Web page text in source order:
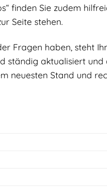
finden Sie zudem
Seite stehen.
Fragen haben, steht
ständig aktualisiert
neuesten Stand und